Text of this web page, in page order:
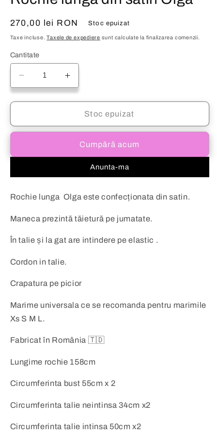
fereastră
Preț
obișnuit
270,00 lei RON Stoc epuizat
Taxe incluse.Taxele de expediere sunt calculate la finalizarea comenzii.
Cantitate
Reduceți
cantitatea
pentru
lunga
Olga
Creșteți
cantitatea
pentru
Rochie
lunga
satin
Olga
Stoc epuizat
Cumpără acum
Anunta-ma
Rochie lunga Olga este confecționata din satin.
Maneca prezintă tăietură pe jumatate.
În talie și la gat are intindere pe elastic .
Cordon in talie.
Crapatura pe picior
Marime universala ce se recomanda pentru marimile
Xs S M L.
Fabricat în România 🇹🇩
Lungime rochie 158cm
Circumferinta bust 55cm x 2
Circumferinta talie neintinsa 34cm x2
Circumferinta talie intinsa 50cm x2